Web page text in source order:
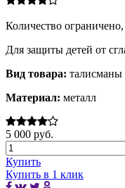
Количество
Для защиты детей от
Вид товара: талисманы
Материал: металл
5 000 руб.
Купить
Купить в 1 клик